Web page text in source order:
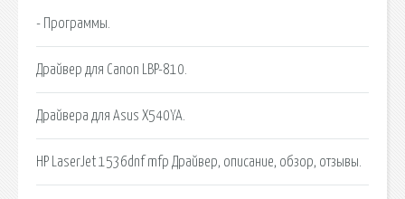
- Программы.
Драйвер для Canon LBP-810.
Драйвера для Asus X540YA.
HP LaserJet 1536dnf mfp Драйвер, описание, обзор, отзывы.